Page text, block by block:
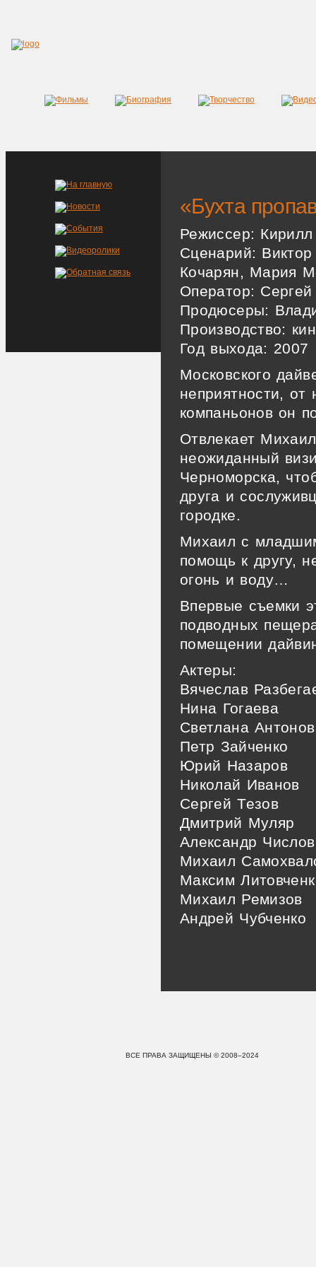
«Бухта
Режиссер:
Сценарий:
Кочарян, Мария
Оператор:
Продюсеры:
Производство:
Год выхода: 2007
Московского
неприятности,
компаньонов он
Отвлекает
неожиданный
Черноморска,
друга и
городке.
Михаил с
помощь к другу,
огонь и воду…
Впервые съемки
подводных
помещении
Актеры:
Вячеслав
Нина Гогаева
Светлана
Петр Зайченко
Юрий Назаров
Николай Иванов
Сергей Тезов
Дмитрий Муляр
Александр Числов
Михаил
Максим
Михаил Ремизов
Андрей Чубченко
ВСЕ ПРАВА ЗАЩИЩЕНЫ © 2008–2024